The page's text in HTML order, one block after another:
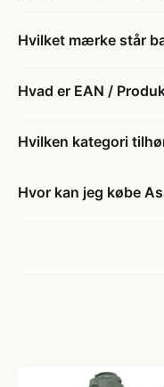
Hvilket mærke står
Hvad er EAN /
Hvilken kategori
Hvor kan jeg købe